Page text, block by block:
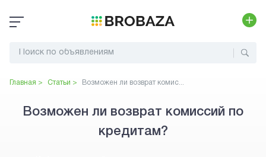
Главная > Статьи > Возможен ли возврат комис...
Возможен ли возврат комиссий по
кредитам?